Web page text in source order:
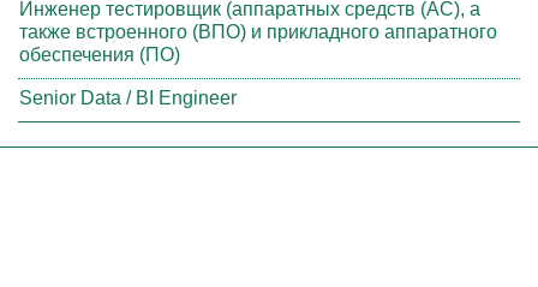
Инженер тестировщик (аппаратных средств (АС), а
также встроенного (ВПО) и прикладного аппаратного
обеспечения (ПО)
Senior Data / BI Engineer